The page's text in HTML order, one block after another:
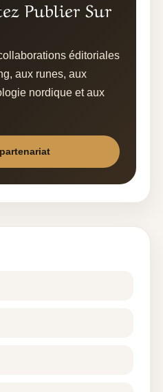
Publier Sur
éditoriales
aux runes, aux
nordique et aux